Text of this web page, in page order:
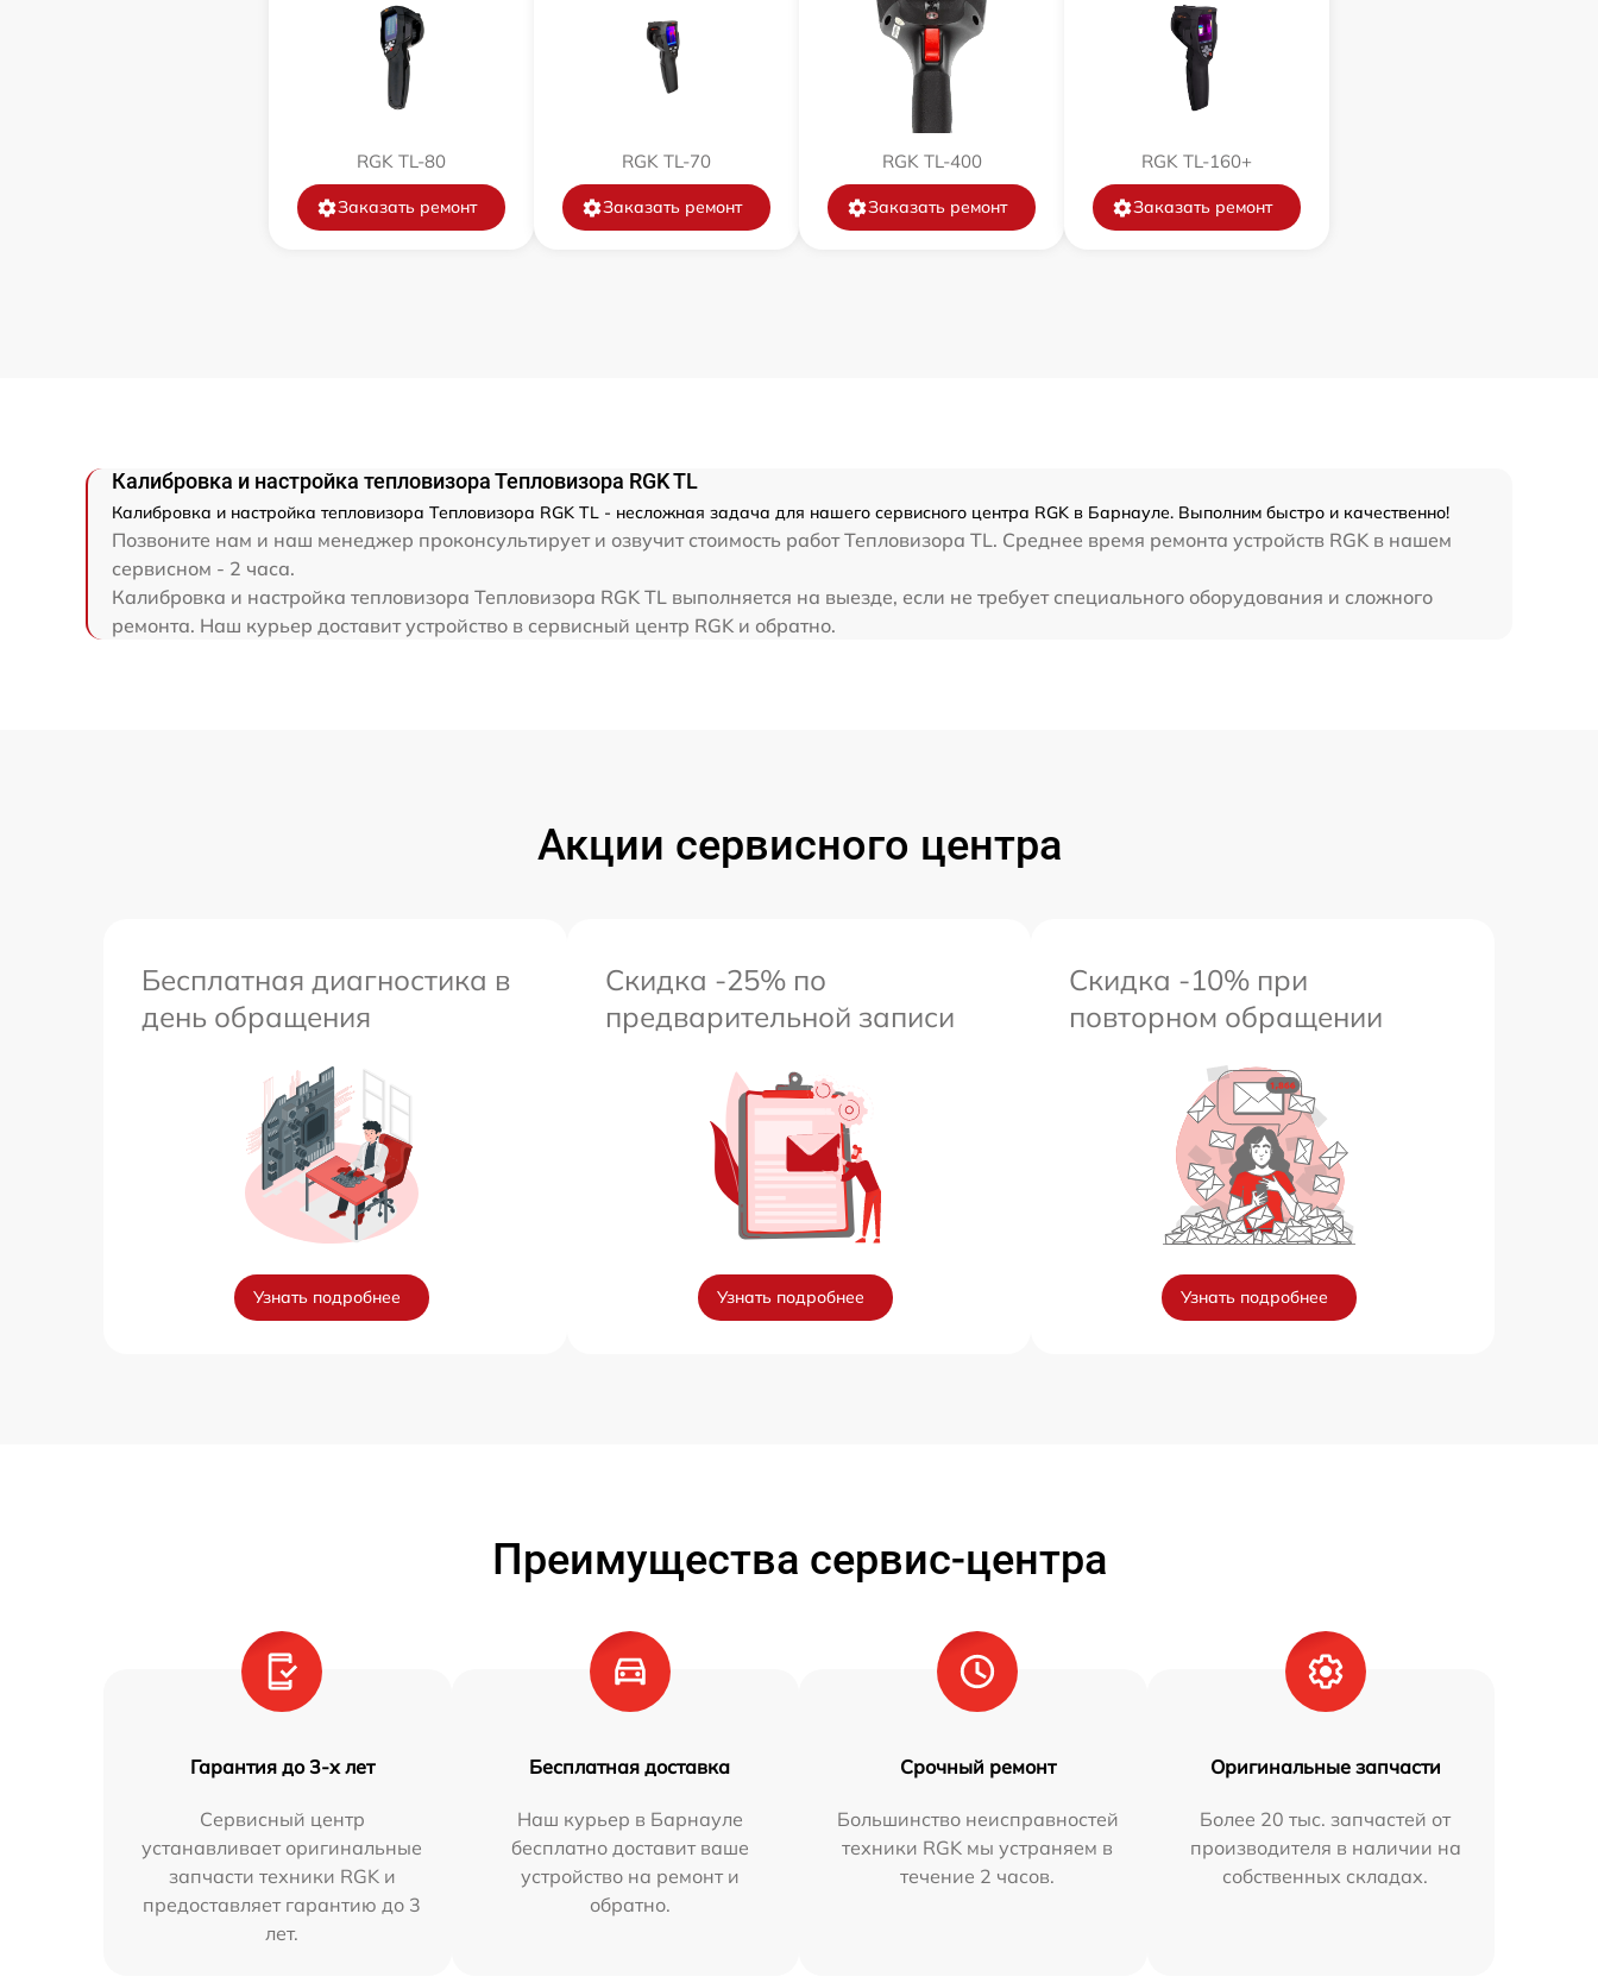
Прошивка (Обновление ПО) 450 р
Ремонт платы управления
Восстановление после попадания влаги от 60 мин 850 р
RGK TL-80
Заказать ремонт
RGK TL-70
Заказать ремонт
RGK TL-400
Заказать ремонт
RGK TL-160+
Заказать ремонт
Калибровка и настройка тепловизора Тепловизора RGK TL
Калибровка и настройка тепловизора Тепловизора RGK TL - несложная задача для нашего сервисного центра RGK в Барнауле. Выполним быстро и качественно!
Позвоните нам и наш менеджер проконсультирует и озвучит стоимость работ Тепловизора TL. Среднее время ремонта устройств RGK в нашем
сервисном - 2 часа.
Калибровка и настройка тепловизора Тепловизора RGK TL выполняется на выезде, если не требует специального оборудования и сложного
ремонта. Наш курьер доставит устройство в сервисный центр RGK и обратно.
Акции сервисного центра
Бесплатная диагностика в
день обращения
Узнать подробнее
Скидка -25% по
предварительной записи
Узнать подробнее
Скидка -10% при
повторном обращении
Узнать подробнее
Преимущества сервис-центра
Гарантия до 3-х лет
Сервисный центр
устанавливает оригинальные
запчасти техники RGK и
предоставляет гарантию до 3
лет.
Бесплатная доставка
Наш курьер в Барнауле
бесплатно доставит ваше
устройство на ремонт и
обратно.
Срочный ремонт
Большинство неисправностей
техники RGK мы устраняем в
течение 2 часов.
Оригинальные запчасти
Более 20 тыс. запчастей от
производителя в наличии на
собственных складах.